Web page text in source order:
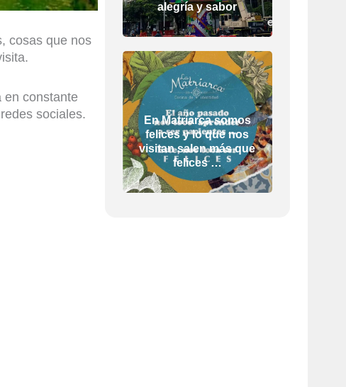
cosas que nos
en constante
sociales.
alegría y sabor
En Matriarca somos
felices y lo que nos
visitan salen más que
felices …